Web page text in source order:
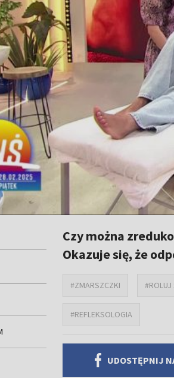
Czy można
Okazuje się, że
#ZMARSZCZKI #ROLUJ
#REFLEKSOLOGIA
UDOSTĘPNIJ